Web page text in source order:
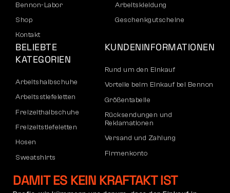
Bennon-Labor
Shop
Kontakt
Arbeitskleidung
Geschenkgutscheine
BELIEBTE
KATEGORIEN
Arbeitshalbschuhe
Arbeitsstiefeletten
Freizeithalbschuhe
Freizeitstiefeletten
Hosen
Sweatshirts
KUNDENINFORMATIONEN
Rund um den Einkauf
Vorteile beim Einkauf bei Bennon
Größentabelle
Rücksendungen und
Reklamationen
Versand und Zahlung
Firmenkonto
Reklamation und Garantie
DAMIT ES KEIN KRAFTAKT IST